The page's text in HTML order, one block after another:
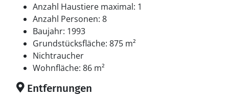
Schlafverhältnisse
Die Schlafplätze verteilen sich auf 4 Schlafräume. 4
Schlafplätze in Doppelbetten. 4 Schlafplätze in
Einzelbetten. Ferner steht ein Kinderbett zur
Verfügung.
Multimedien
1 Smart-TV.1 Chromecast. Es steht kabellose
Anzahl Haustiere maximal: 1
Anzahl Personen: 8
Baujahr: 1993
Grundstücksfläche: 875 m²
Nichtraucher
Wohnfläche: 86 m²
Entfernungen